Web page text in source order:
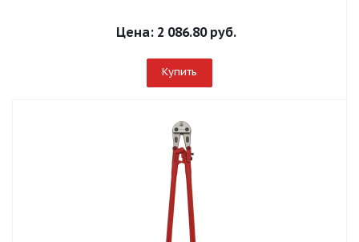
Цена: 2 086.80 руб.
Купить